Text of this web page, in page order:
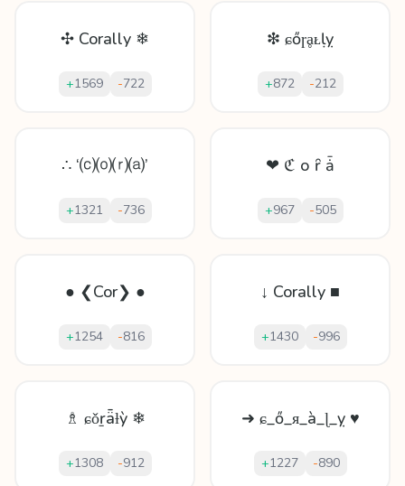
✣ Corally ❄
+1569 -722
❇ ɕőɼḁᴌḷỵ
+872 -212
∴ ‘⒞⒪⒭⒜’
+1321 -736
❤ ℭ о ȓ ǡ
+967 -505
● ❮Cor❯ ●
+1254 -816
↓ Corally ■
+1430 -996
♗ ɕǒṟǟƚỳ ❄
+1308 -912
➜ ɕ_ő_ᴙ_à_ɭ_ỵ ♥
+1227 -890